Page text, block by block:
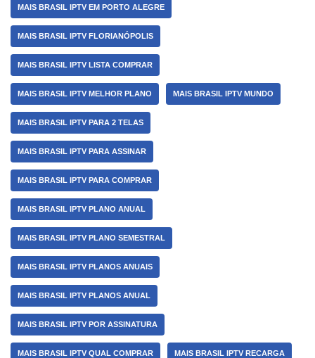
MAIS BRASIL IPTV EM PORTO ALEGRE
MAIS BRASIL IPTV FLORIANÓPOLIS
MAIS BRASIL IPTV LISTA COMPRAR
MAIS BRASIL IPTV MELHOR PLANO MAIS BRASIL IPTV MUNDO
MAIS BRASIL IPTV PARA 2 TELAS
MAIS BRASIL IPTV PARA ASSINAR
MAIS BRASIL IPTV PARA COMPRAR
MAIS BRASIL IPTV PLANO ANUAL
MAIS BRASIL IPTV PLANO SEMESTRAL
MAIS BRASIL IPTV PLANOS ANUAIS
MAIS BRASIL IPTV PLANOS ANUAL
MAIS BRASIL IPTV POR ASSINATURA
MAIS BRASIL IPTV QUAL COMPRAR MAIS BRASIL IPTV RECARGA